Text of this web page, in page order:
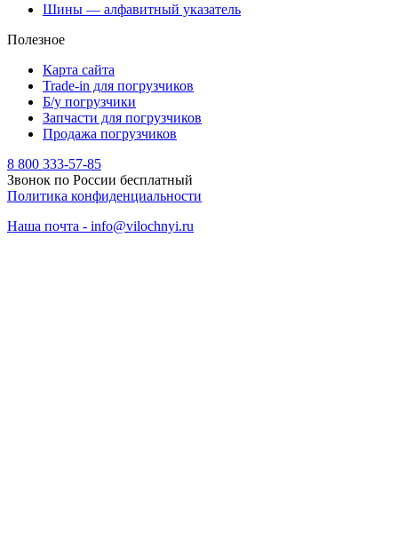
Шины — алфавитный указатель
Полезное
Карта сайта
Trade-in для погрузчиков
Б/у погрузчики
Запчасти для погрузчиков
Продажа погрузчиков
8 800 333-57-85
Звонок по России бесплатный
Политика конфиденциальности
Наша почта - info@vilochnyi.ru